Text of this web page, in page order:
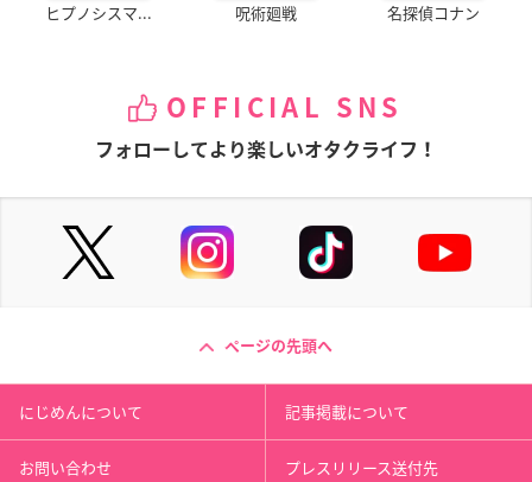
ヒプノシスマ... 呪術廻戦 名探偵コナン
OFFICIAL SNS
フォローしてより楽しいオタクライフ！
ページの先頭へ
にじめんについて 記事掲載について
お問い合わせ プレスリリース送付先